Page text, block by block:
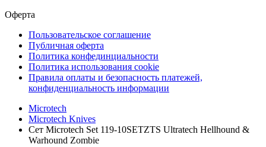
Оферта
Пользовательское соглашение
Публичная оферта
Политика конфединциальности
Политика использования cookie
Правила оплаты и безопасность платежей,
конфиденциальность информации
Microtech
Microtech Knives
Сет Microtech Set 119-10SETZTS Ultratech Hellhound &
Warhound Zombie